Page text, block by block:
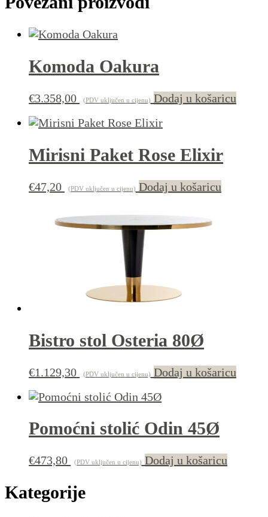
Komoda Oakura
€3.358,00 (PDV uključen u cijenu) Dodaj u košaricu
Mirisni Paket Rose Elixir
€47,20 (PDV uključen u cijenu) Dodaj u košaricu
Bistro stol Osteria 80Ø
€1.129,30 (PDV uključen u cijenu) Dodaj u košaricu
Pomoćni stolić Odin 45Ø
€473,80 (PDV uključen u cijenu) Dodaj u košaricu
Kategorije